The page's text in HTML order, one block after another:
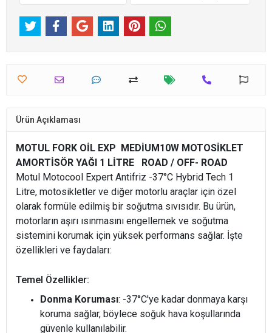
Ürün Açıklaması
MOTUL FORK OİL EXP MEDİUM10W MOTOSİKLET
AMORTİSÖR YAĞI 1 LİTRE
ROAD / OFF- ROAD
Motul Motocool Expert Antifriz -37°C Hybrid Tech 1
Litre, motosikletler ve diğer motorlu araçlar için özel
olarak formüle edilmiş bir soğutma sıvısıdır. Bu ürün,
motorların aşırı ısınmasını engellemek ve soğutma
sistemini korumak için yüksek performans sağlar. İşte
özellikleri ve faydaları:
Temel Özellikler:
Donma Koruması: -37°C'ye kadar donmaya karşı
koruma sağlar, böylece soğuk hava koşullarında
güvenle kullanılabilir.